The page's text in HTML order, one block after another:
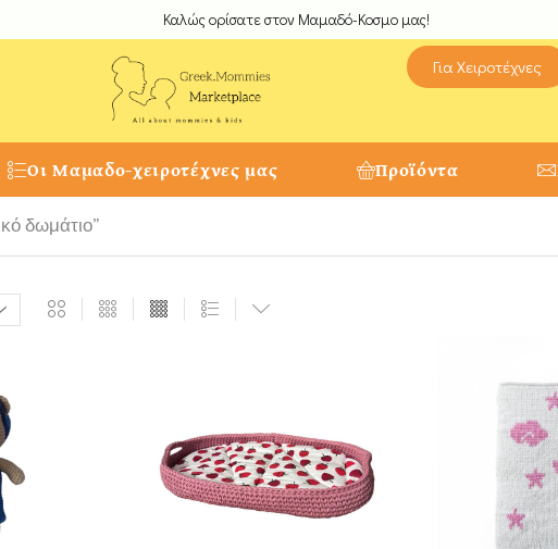
Καλώς ορίσατε στον Μαμαδό-Κοσμο μας!
Για Χειροτέχνες
Οι Μαμαδο-χειροτέχνες μας Προϊόντα
δωμάτιο”